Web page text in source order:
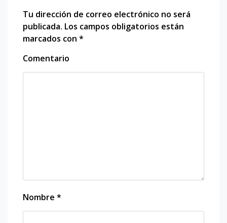
Tu dirección de correo electrónico no será
publicada. Los campos obligatorios están
marcados con *
Comentario
Nombre *